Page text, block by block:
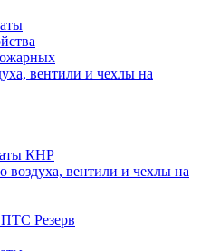
вентили и чехлы на
КНР
воздуха, вентили и чехлы на
Резерв